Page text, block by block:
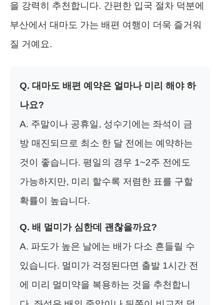
을 강력히 추천합니다. 간편한 입국 절차 덕분에
부산에서 대마도 가는 배편 여행이 더욱 즐거워
질 거예요.
Q. 대마도 배편 예약은 얼마나 미리 해야 하
나요?
A. 주말이나 공휴일, 성수기에는 좌석이 금
방 매진되므로 최소 한 달 전에는 예약하는
것이 좋습니다. 평일의 경우 1~2주 전에도
가능하지만, 미리 할수록 저렴한 표를 구할
확률이 높습니다.
Q. 배 멀미가 심한데 괜찮을까요?
A. 파도가 높은 날에는 배가 다소 흔들릴 수
있습니다. 멀미가 걱정된다면 출발 1시간 전
에 미리 멀미약을 복용하는 것을 추천합니